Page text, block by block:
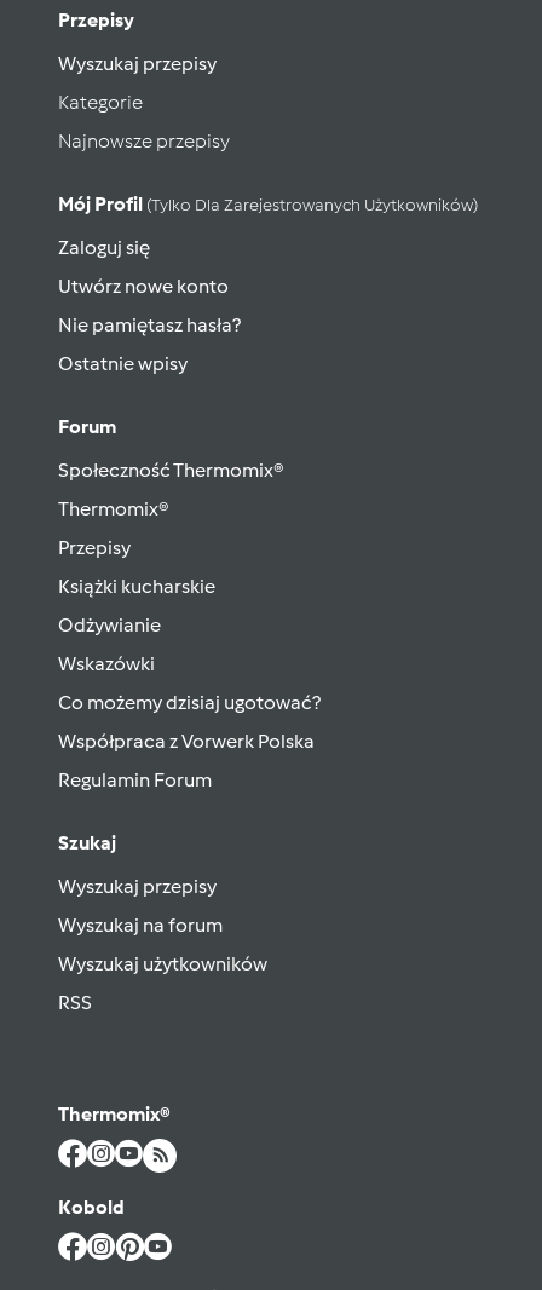
Przepisy
Wyszukaj przepisy
Kategorie
Najnowsze przepisy
Mój Profil (tylko Dla Zarejestrowanych Użytkowników)
Zaloguj się
Utwórz nowe konto
Nie pamiętasz hasła?
Ostatnie wpisy
Forum
Społeczność Thermomix®
Thermomix®
Przepisy
Książki kucharskie
Odżywianie
Wskazówki
Co możemy dzisiaj ugotować?
Współpraca z Vorwerk Polska
Regulamin Forum
Szukaj
Wyszukaj przepisy
Wyszukaj na forum
Wyszukaj użytkowników
RSS
Thermomix®
Kobold